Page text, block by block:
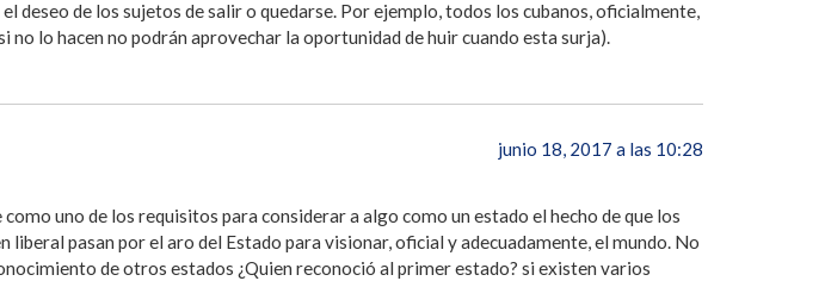
deseo de los sujetos de salir o quedarse. Por ejemplo, todos los cubanos, oficialmente,
no lo hacen no podrán aprovechar la oportunidad de huir cuando esta surja).
junio 18, 2017 a las 10:28
uno de los requisitos para considerar a algo como un estado el hecho de que los
pasan por el aro del Estado para visionar, oficial y adecuadamente, el mundo. No
de otros estados ¿Quien reconoció al primer estado? si existen varios